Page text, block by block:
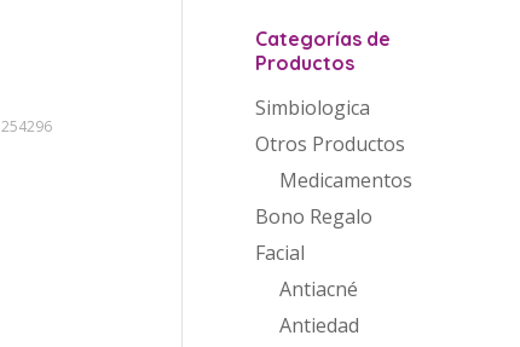
Categorías de
Productos
Simbiologica
Otros Productos
Medicamentos
Bono Regalo
Facial
Antiacné
Antiedad